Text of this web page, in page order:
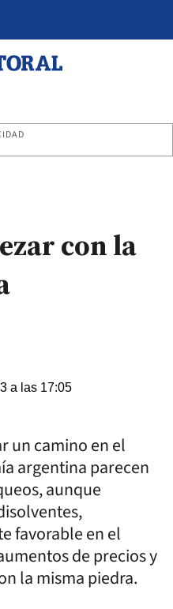
con la
a las 17:05
un camino en el
argentina parecen
aunque
favorable en el
de precios y
la misma piedra.